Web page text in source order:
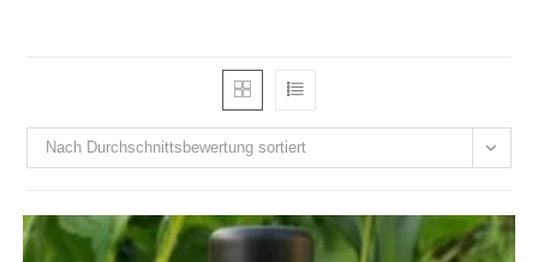
Nach Durchschnittsbewertung sortiert